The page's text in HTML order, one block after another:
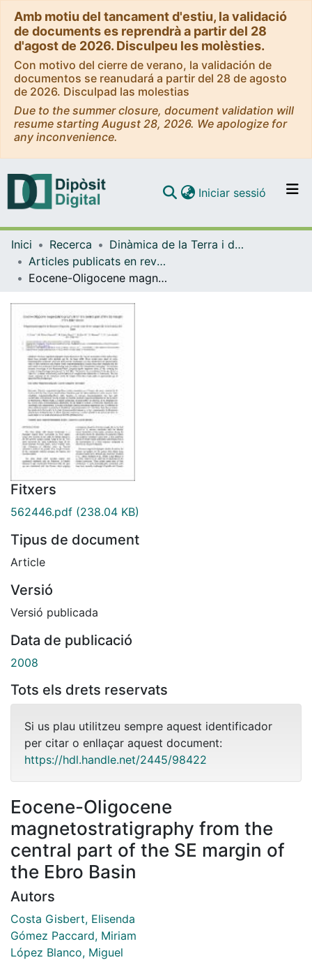
Amb motiu del tancament d'estiu, la validació
de documents es reprendrà a partir del 28
d'agost de 2026. Disculpeu les molèsties.
Con motivo del cierre de verano, la validación de
documentos se reanudará a partir del 28 de agosto
de 2026. Disculpad las molestias
Due to the summer closure, document validation will
resume starting August 28, 2026. We apologize for
any inconvenience.
Navega per tot el DD
Iniciar sessió (current)
Inici Recerca
Dinàmica de la Terra i de l'Oceà
Articles publicats en revistes (Dinàmica de la Terra i l'Oceà)
Eocene-Oligocene magnetostratigraphy from the central part of the SE margin of the Ebro Basin
Fitxers
562446.pdf (238.04 KB)
Tipus de document
Article
Versió
Versió publicada
Data de publicació
2008
Tots els drets reservats
Si us plau utilitzeu sempre aquest identificador
per citar o enllaçar aquest document:
https://hdl.handle.net/2445/98422
Eocene-Oligocene
magnetostratigraphy from the
central part of the SE margin of
the Ebro Basin
Autors
Costa Gisbert, Elisenda
Gómez Paccard, Miriam
López Blanco, Miguel